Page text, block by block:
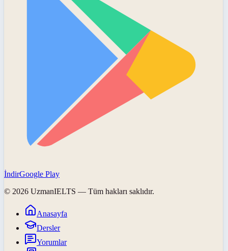
İndirGoogle Play
© 2026 UzmanIELTS — Tüm hakları saklıdır.
Anasayfa
Dersler
Yorumlar